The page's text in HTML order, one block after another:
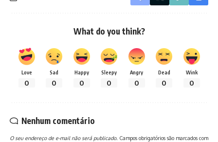
What do you think?
Love
0
Sad
0
Happy
0
Sleepy
0
Angry
0
Dead
0
Wink
0
Nenhum comentário
O seu endereço de e-mail não será publicado. Campos obrigatórios são marcados com